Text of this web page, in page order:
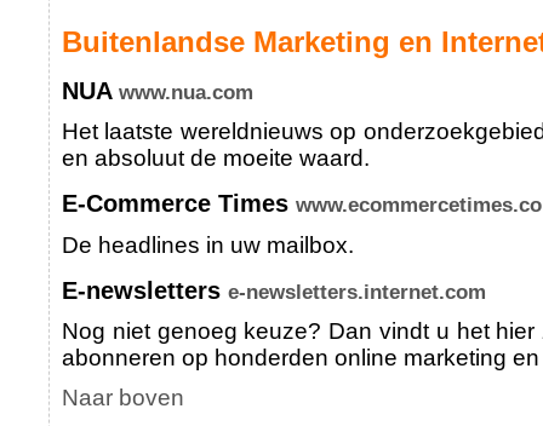
Buitenlandse Marketing en
NUA www.nua.com
Het laatste wereldnieuws op
en absoluut de moeite waard.
E-Commerce Times
De headlines in uw mailbox.
E-newsletters e-newsletters.internet.com
Nog niet genoeg keuze? Dan vindt u het
abonneren op honderden online marketing
Naar boven